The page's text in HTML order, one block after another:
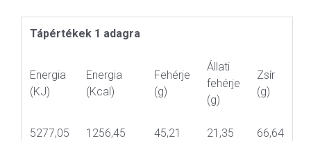
Tápértékek 1 adagra
Energia
(KJ)
Energia
(Kcal)
Fehérje
(g)
Állati
fehérje
(g)
Zsír
(g)
5277,05 1256,45 45,21 21,35 66,64